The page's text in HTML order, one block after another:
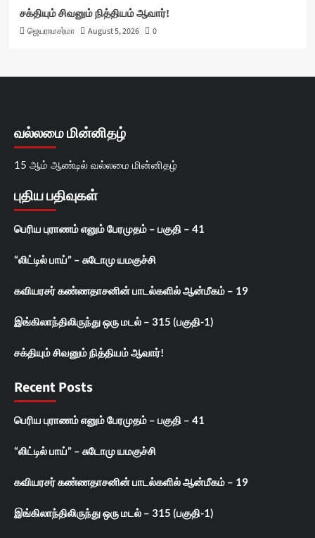
சக்தியும் சிவனும் நித்தியம் ஆவார்!
ஜெயராமசர்மா August 5, 2026 0
வல்லமை மின்னிதழ்
15 ஆம் ஆண்டில் வல்லமை மின்னிதழ்
புதிய பதிவுகள்
பெரிய புராணம் எனும் பேரமுதம் – பகுதி – 41
“லிட்டில் பாய்” – சுடோமு யமகுச்சி
கவியரசர் கண்ணதாசனின் பாடல்களில் ஆன்மீகம் – 19
இங்கிலாந்திலிருந்து ஒரு மடல் – 315 (பகுதி-1)
சக்தியும் சிவனும் நித்தியம் ஆவார்!
Recent Posts
பெரிய புராணம் எனும் பேரமுதம் – பகுதி – 41
“லிட்டில் பாய்” – சுடோமு யமகுச்சி
கவியரசர் கண்ணதாசனின் பாடல்களில் ஆன்மீகம் – 19
இங்கிலாந்திலிருந்து ஒரு மடல் – 315 (பகுதி-1)